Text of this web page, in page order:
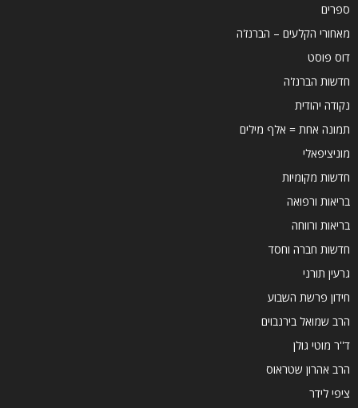
ספרים
מאחורי הקלעים – הברנז'ה
דוס פוסט
חדשות הברנז'ה
נקודה יהודית
תמונה אחת = אלף מילים
מוניציפאלי
חדשות מקומיות
בריאות ורפואה
בריאות ורווחה
חדשות חברה וחסד
גרעין תורני
חידון פרשת השבוע
הרב שמואל בירנבוים
ד''ר מוטי גולן
הרב אהרון שטראוס
ציפי לידר